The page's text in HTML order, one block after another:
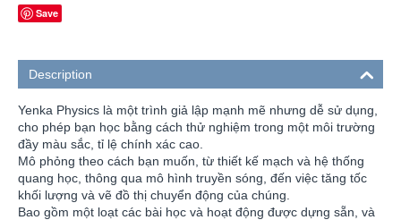
Save
Description
Yenka Physics là một trình giả lập mạnh mẽ nhưng dễ sử dụng,
cho phép bạn học bằng cách thử nghiệm trong một môi trường
đầy màu sắc, tỉ lệ chính xác cao.
Mô phỏng theo cách bạn muốn, từ thiết kế mạch và hệ thống
quang học, thông qua mô hình truyền sóng, đến việc tăng tốc
khối lượng và vẽ đồ thị chuyển động của chúng.
Bao gồm một loạt các bài học và hoạt động được dựng sẵn, và